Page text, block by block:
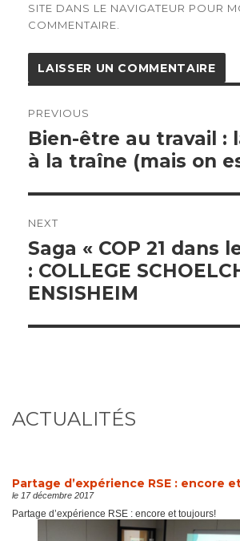
SITE DANS LE NAVIGATEUR POUR
COMMENTAIRE.
de
l’article
PREVIOUS
Previous
post:
Bien-être au travail :
à la traîne (mais on
NEXT
Next
post:
Saga « COP 21 dans
: COLLEGE
ENSISHEIM
ACTUALITÉS
Partage d’expérience RSE : encore
le 17 décembre 2017
Partage d’expérience RSE : encore et toujours!